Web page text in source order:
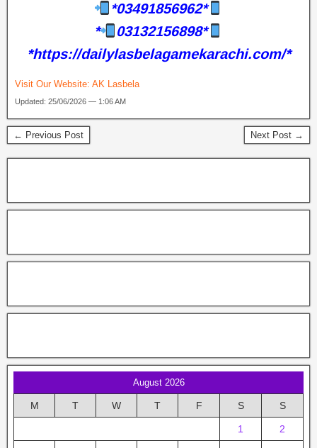
*03491856962*
*
03132156898*
*https://dailylasbelagamekarachi.com/*
Visit Our Website: AK Lasbela
Updated: 25/06/2026 — 1:06 AM
← Previous Post Next Post →
August 2026
M T W T F S S
1 2